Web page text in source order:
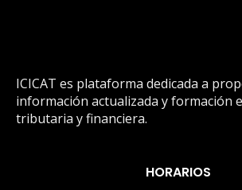
ICICAT es plataforma dedicada a
información actualizada y formación
tributaria y financiera.
HORARIOS